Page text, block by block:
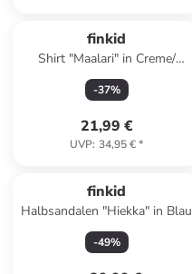
finkid
Shirt "Maalari" in Creme/
Dunkelblau
-37%
21,99 €
UVP: 34,95 €*
finkid
Halbsandalen "Hiekka" in Blau
-49%